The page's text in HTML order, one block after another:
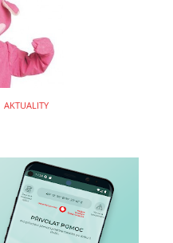
|RSS
AKTUALITY